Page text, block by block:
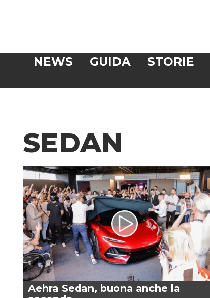
NEWS GUIDA STORIE
SEDAN
Aehra Sedan, buona anche la